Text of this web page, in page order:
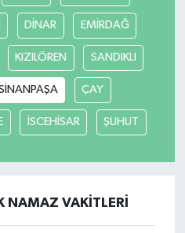
DİNAR EMİRDAĞ
KIZILÖREN SANDIKLI
ÇAY
İSCEHİSAR ŞUHUT
NAMAZ VAKITLERI